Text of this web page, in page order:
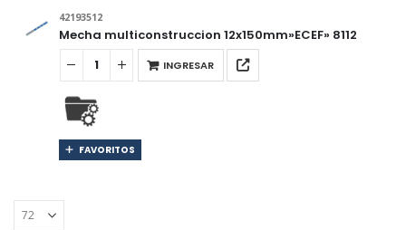
42193512
Mecha multiconstruccion 12x150mm»ECEF» 8112
INGRESAR
FAVORITOS